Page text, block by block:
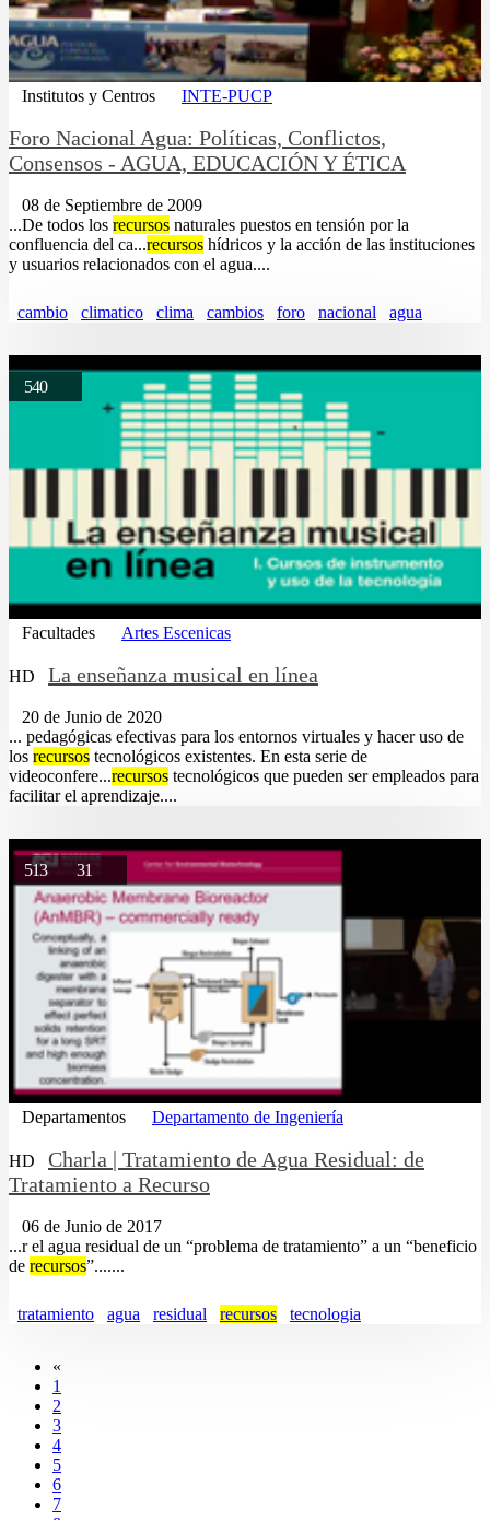
Institutos y Centros INTE-PUCP
Foro Nacional Agua: Políticas, Conflictos,
Consensos - AGUA, EDUCACIÓN Y ÉTICA
08 de Septiembre de 2009
...De todos los recursos naturales puestos en tensión por la
confluencia del ca...recursos hídricos y la acción de las instituciones
y usuarios relacionados con el agua....
cambio climatico clima cambios foro nacional agua
540
Facultades Artes Escenicas
HD La enseñanza musical en línea
20 de Junio de 2020
... pedagógicas efectivas para los entornos virtuales y hacer uso de
los recursos tecnológicos existentes. En esta serie de
videoconfere...recursos tecnológicos que pueden ser empleados para
facilitar el aprendizaje....
51331
Departamentos Departamento de Ingeniería
HD
Charla | Tratamiento de Agua Residual: de
Tratamiento a Recurso
06 de Junio de 2017
...r el agua residual de un “problema de tratamiento” a un “beneficio
de recursos”.......
tratamiento agua residual recursos tecnologia
«
1
2
3
4
5
6
7